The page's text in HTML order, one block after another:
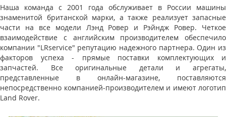
Наша команда с 2001 года обслуживает в России машины
знаменитой британской марки, а также реализует запасные
части на все модели Лэнд Ровер и Рэйндж Ровер. Четкое
взаимодействие с английским производителем обеспечило
компании "LRservice" репутацию надежного партнера. Один из
факторов успеха - прямые поставки комплектующих и
запчастей. Все оригинальные детали и агрегаты,
представленные в онлайн-магазине, поставляются
непосредственно компанией-производителем и имеют логотип
Land Rover.